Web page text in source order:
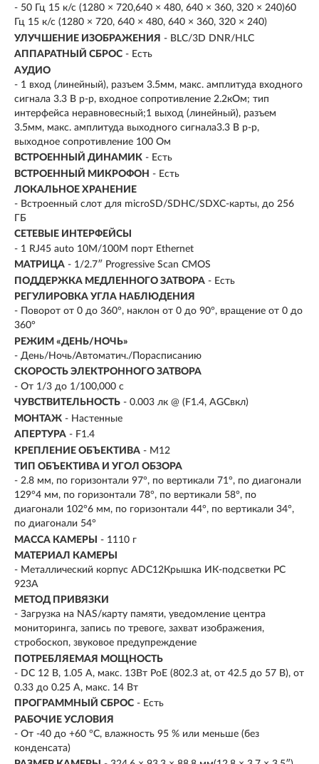
- 50 Гц 15 к/с (1280 × 720,640 × 480, 640 × 360, 320 × 240)60
Гц 15 к/с (1280 × 720, 640 × 480, 640 × 360, 320 × 240)
УЛУЧШЕНИЕ ИЗОБРАЖЕНИЯ - BLC/3D DNR/HLC
АППАРАТНЫЙ СБРОС - Есть
АУДИО
- 1 вход (линейный), разъем 3.5мм, макс. амплитуда входного
сигнала 3.3 В p-p, входное сопротивление 2.2кОм; тип
интерфейса неравновесный;1 выход (линейный), разъем
3.5мм, макс. амплитуда выходного сигнала3.3 В p-p,
выходное сопротивление 100 Ом
ВСТРОЕННЫЙ ДИНАМИК - Есть
ВСТРОЕННЫЙ МИКРОФОН - Есть
ЛОКАЛЬНОЕ ХРАНЕНИЕ
- Встроенный слот для microSD/SDHC/SDXC-карты, до 256
ГБ
СЕТЕВЫЕ ИНТЕРФЕЙСЫ
- 1 RJ45 auto 10M/100M порт Ethernet
МАТРИЦА - 1/2.7″ Progressive Scan CMOS
ПОДДЕРЖКА МЕДЛЕННОГО ЗАТВОРА - Есть
РЕГУЛИРОВКА УГЛА НАБЛЮДЕНИЯ
- Поворот от 0 до 360°, наклон от 0 до 90°, вращение от 0 до
360°
РЕЖИМ «ДЕНЬ/НОЧЬ»
- День/Ночь/Автоматич./Порасписанию
СКОРОСТЬ ЭЛЕКТРОННОГО ЗАТВОРА
- От 1/3 до 1/100,000 с
ЧУВСТВИТЕЛЬНОСТЬ - 0.003 лк @ (F1.4, AGCвкл)
МОНТАЖ - Настенные
АПЕРТУРА - F1.4
КРЕПЛЕНИЕ ОБЪЕКТИВА - M12
ТИП ОБЪЕКТИВА И УГОЛ ОБЗОРА
- 2.8 мм, по горизонтали 97°, по вертикали 71°, по диагонали
129°4 мм, по горизонтали 78°, по вертикали 58°, по
диагонали 102°6 мм, по горизонтали 44°, по вертикали 34°,
по диагонали 54°
МАССА КАМЕРЫ
- 1110 г
МАТЕРИАЛ КАМЕРЫ
- Металлический корпус ADC12Крышка ИК-подсветки PC
923A
МЕТОД ПРИВЯЗКИ
- Загрузка на NAS/карту памяти, уведомление центра
мониторинга, запись по тревоге, захват изображения,
стробоскоп, звуковое предупреждение
ПОТРЕБЛЯЕМАЯ МОЩНОСТЬ
- DC 12 В, 1.05 A, макс. 13Вт PoE (802.3 at, от 42.5 до 57 В), от
0.33 до 0.25 A, макс. 14 Вт
ПРОГРАММНЫЙ СБРОС - Есть
РАБОЧИЕ УСЛОВИЯ
- От -40 до +60 °C, влажность 95 % или меньше (без
конденсата)